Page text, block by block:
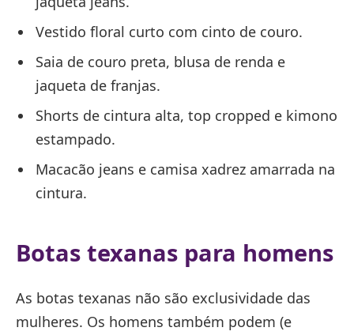
Vestido floral curto com cinto de couro.
Saia de couro preta, blusa de renda e
jaqueta de franjas.
Shorts de cintura alta, top cropped e kimono
estampado.
Macacão jeans e camisa xadrez amarrada na
cintura.
Botas texanas para homens
As botas texanas não são exclusividade das
mulheres. Os homens também podem (e